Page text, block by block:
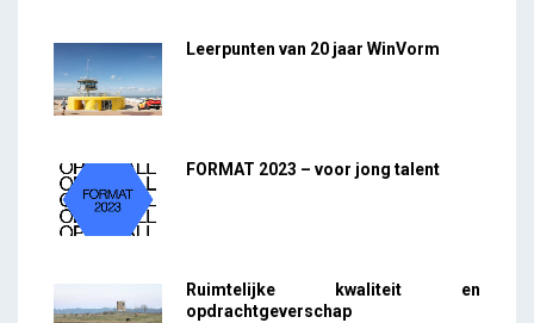
Leerpunten van 20 jaar WinVorm
FORMAT 2023 – voor jong talent
Ruimtelijke kwaliteit en
opdrachtgeverschap